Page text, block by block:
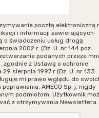
pocztą elektroniczną
i informacji zawierających
o świadczeniu usług drogą
2002 r. (Dz. U. nr 144 poz.
podanych przeze
zgodnie z Ustawą o ochronie
sierpnia 1997 r (Dz. U. nr 133
mi prawo wglądu do
AMECO Sp. j. nigdy
podmiotom. Użytkownik
z otrzymywania Newslettera.